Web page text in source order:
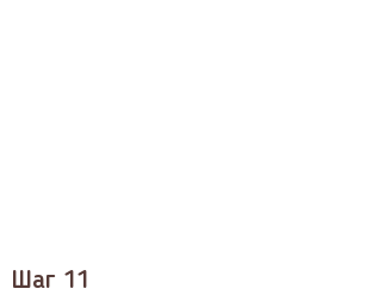
Шаг 11